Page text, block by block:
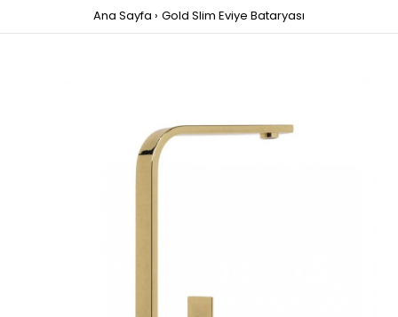
Ana Sayfa Gold Slim Eviye Bataryası